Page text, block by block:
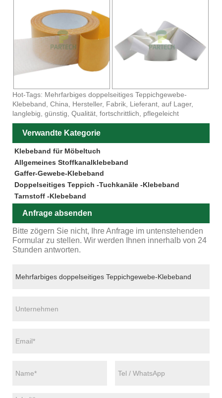
Hot-Tags: Mehrfarbiges doppelseitiges Teppichgewebe-
Klebeband, China, Hersteller, Fabrik, Lieferant, auf Lager,
langlebig, günstig, Qualität, fortschrittlich, pflegeleicht
Verwandte Kategorie
Klebeband für Möbeltuch
Allgemeines Stoffkanalklebeband
Gaffer-Gewebe-Klebeband
Doppelseitiges Teppich -Tuchkanäle -Klebeband
Tarnstoff -Klebeband
Anfrage absenden
Bitte zögern Sie nicht, Ihre Anfrage im untenstehenden
Formular zu stellen. Wir werden Ihnen innerhalb von 24
Stunden antworten.